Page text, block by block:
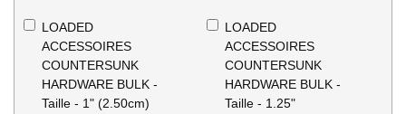
LOADED
ACCESSOIRES
COUNTERSUNK
HARDWARE BULK -
Taille - 1" (2.50cm)
In
Winkelwagen
LOADED
ACCESSOIRES
COUNTERSUNK
HARDWARE BULK -
Taille - 1.25"
In
Winkelwagen